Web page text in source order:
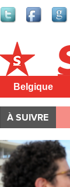
Solidaire
Belgique
À SUIVRE